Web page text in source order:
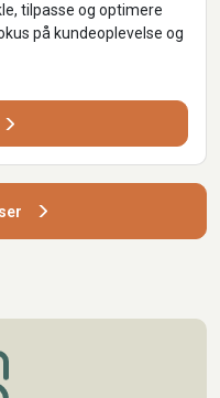
tilpasse og optimere
på kundeoplevelse og